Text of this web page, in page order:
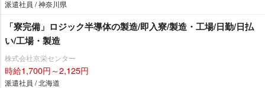
派遣社員 / 神奈川県
「寮完備」ロジック半導体の製造/即入寮/製造・工場/日勤/日払
い/工場・製造
株式会社京栄センター
時給1,700円～2,125円
派遣社員 / 北海道